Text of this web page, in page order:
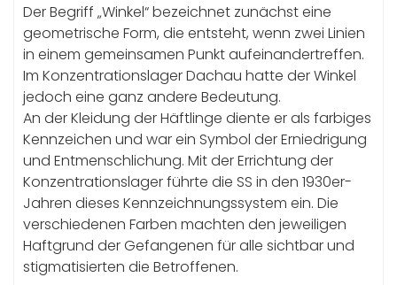
Der Begriff „Winkel“ bezeichnet zunächst eine
geometrische Form, die entsteht, wenn zwei Linien
in einem gemeinsamen Punkt aufeinandertreffen.
Im Konzentrationslager Dachau hatte der Winkel
jedoch eine ganz andere Bedeutung.
An der Kleidung der Häftlinge diente er als farbiges
Kennzeichen und war ein Symbol der Erniedrigung
und Entmenschlichung. Mit der Errichtung der
Konzentrationslager führte die SS in den 1930er-
Jahren dieses Kennzeichnungssystem ein. Die
verschiedenen Farben machten den jeweiligen
Haftgrund der Gefangenen für alle sichtbar und
stigmatisierten die Betroffenen.